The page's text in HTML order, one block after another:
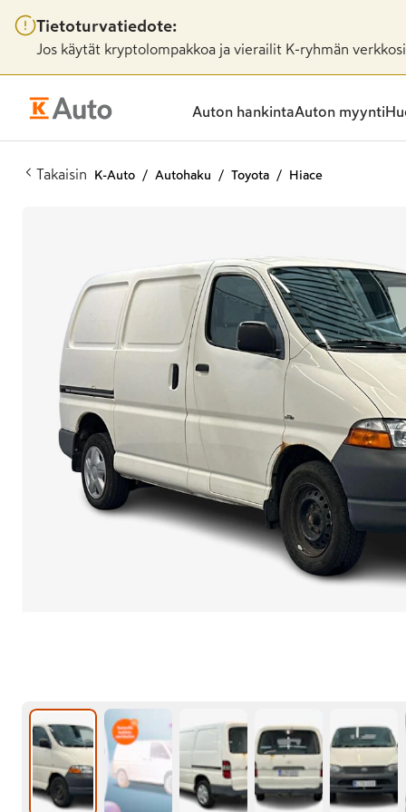
Tietoturvatiedote:
Jos käytät kryptolompakkoa ja vierailit K-ryhmän
Auton hankintaAuton myynti
Takaisin K-Auto Autohaku Toyota Hiace